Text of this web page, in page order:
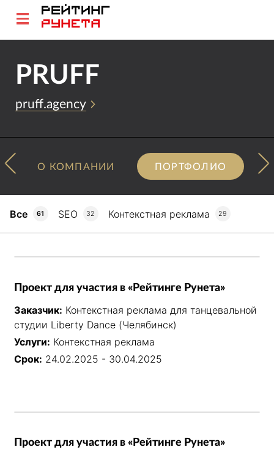
PRUFF
pruff.agency
О КОМПАНИИ ПОРТФОЛИО
Все 61 SEO 32 Контекстная реклама 29
Проект для участия в «Рейтинге Рунета»
Заказчик: Контекстная реклама для танцевальной
студии Liberty Dance (Челябинск)
Услуги: Контекстная реклама
Срок: 24.02.2025 - 30.04.2025
Проект для участия в «Рейтинге Рунета»